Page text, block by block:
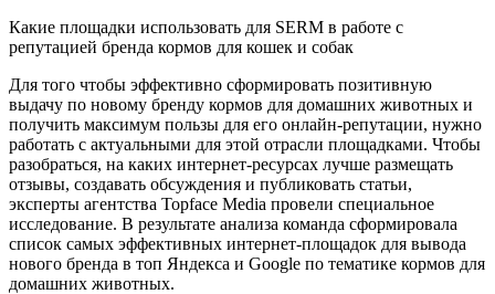
Какие площадки использовать для SERM в работе с
репутацией бренда кормов для кошек и собак
Для того чтобы эффективно сформировать позитивную
выдачу по новому бренду кормов для домашних животных и
получить максимум пользы для его онлайн-репутации, нужно
работать с актуальными для этой отрасли площадками. Чтобы
разобраться, на каких интернет-ресурсах лучше размещать
отзывы, создавать обсуждения и публиковать статьи,
эксперты агентства Topface Media провели специальное
исследование. В результате анализа команда сформировала
список самых эффективных интернет-площадок для вывода
нового бренда в топ Яндекса и Google по тематике кормов для
домашних животных.